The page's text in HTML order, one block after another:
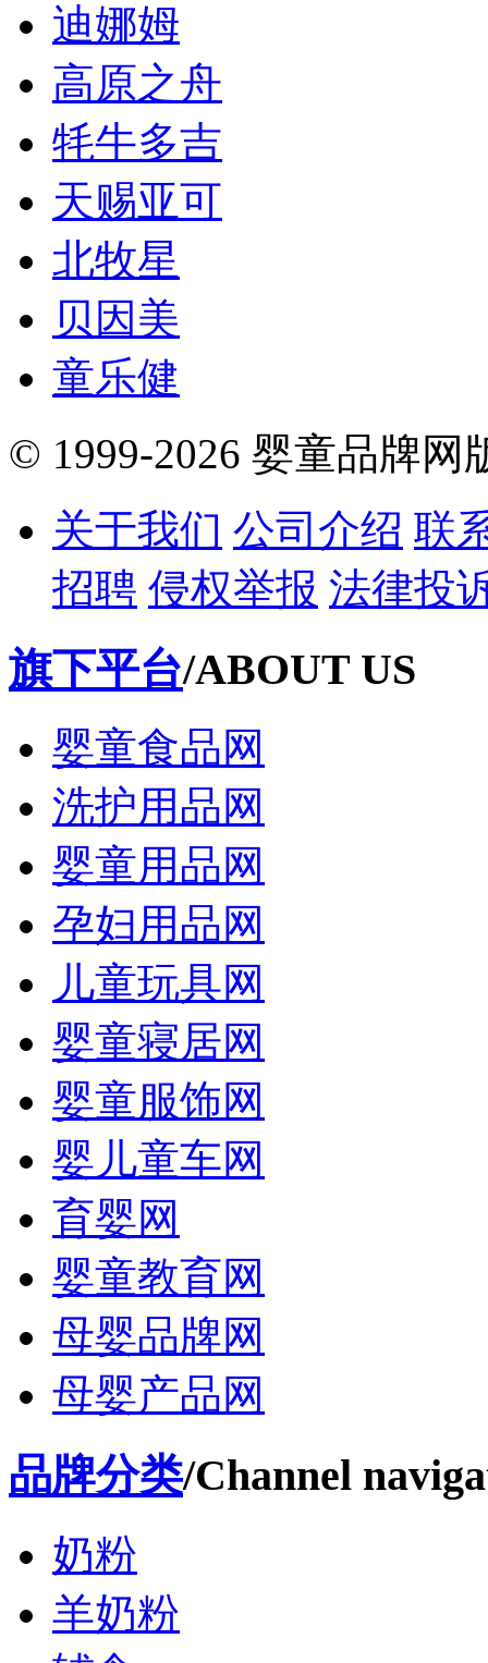
迪娜姆
高原之舟
牦牛多吉
天赐亚可
北牧星
贝因美
童乐健
© 1999-2026 婴童品牌网
关于我们 公司介绍 联
招聘 侵权举报 法律投
旗下平台/ABOUT US
婴童食品网
洗护用品网
婴童用品网
孕妇用品网
儿童玩具网
婴童寝居网
婴童服饰网
婴儿童车网
育婴网
婴童教育网
母婴品牌网
母婴产品网
品牌分类/Channel
奶粉
羊奶粉